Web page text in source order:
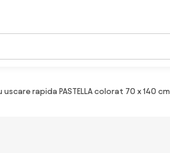
uscare rapida PASTELLA colorat 70 x 140